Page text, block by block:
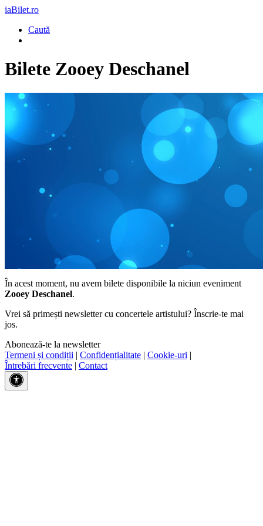
iaBilet.ro
Caută
Bilete Zooey Deschanel
În acest moment, nu avem bilete disponibile la niciun eveniment
Zooey Deschanel.
Vrei să primești newsletter cu concertele artistului? Înscrie-te mai
jos.
Abonează-te la newsletter
Termeni și condiții | Confidențialitate | Cookie-uri |
Întrebări frecvente | Contact